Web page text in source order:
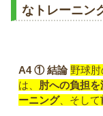
なトレーニン
A4 ① 結論 野球
は、 肘への負担
ーニング、そして